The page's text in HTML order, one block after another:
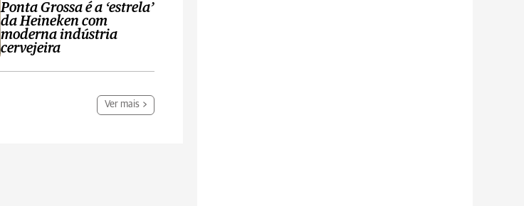
Ponta Grossa é a ‘estrela’
da Heineken com
moderna indústria
cervejeira
Ver mais